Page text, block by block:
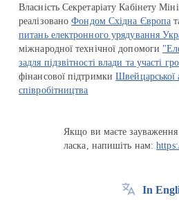
Власність Секретаріату Кабінету
реалізованоФондом Східна Європа
питань електронного урядування
міжнародної технічної допомоги
задля підзвітності влади та участі
фінансової підтримкиШвейцарської
співробітництва
Якщо ви маєте зауваження
ласка, напишіть нам:
In